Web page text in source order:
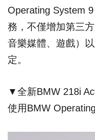
Operating System
務，不僅增加第三
音樂媒體、遊戲）
定。
▼全新BMW 218i
使用BMW